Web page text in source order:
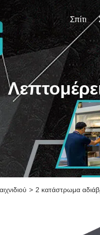
Σπίτι
> 2 κατάστρωμα